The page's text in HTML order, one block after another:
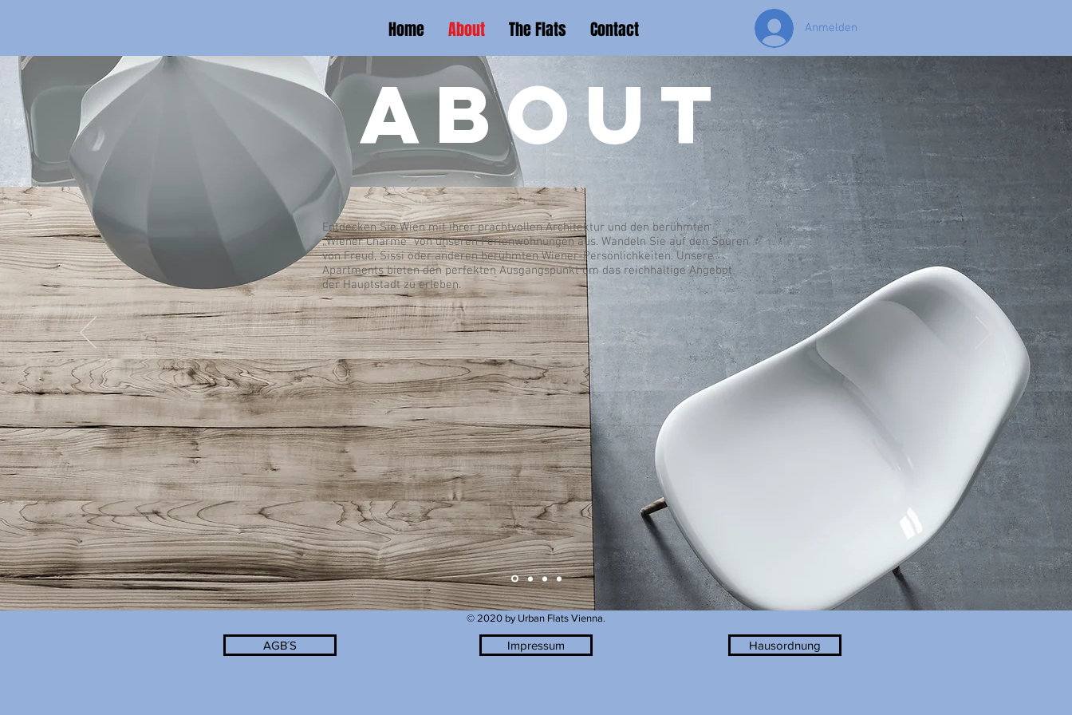
Home About The Flats Contact Anmelden
Entdecken Sie Wien mit ihrer prachtvollen Architektur und den berühmten
„Wiener Charme“ von unseren Ferienwohnungen aus. Wandeln Sie auf den Spuren
von Freud, Sissi oder anderen berühmten Wiener-Persönlichkeiten. Unsere
Apartments bieten den perfekten Ausgangspunkt um das reichhaltige Angebot
der Hauptstadt zu erleben.
ABOUT
© 2020 by Urban Flats Vienna.
AGB´S Impressum Hausordnung